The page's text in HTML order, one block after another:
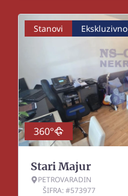
Stanovi Ekskluzivno
360°
Stari Majur
PETROVARADIN
ŠIFRA: #573977